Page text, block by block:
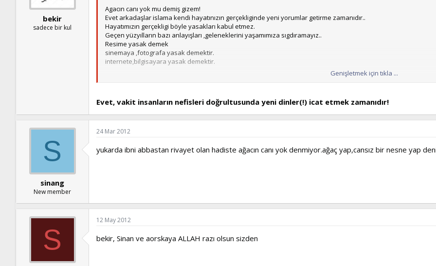
bekir
sadece bir kul
Agacın canı yok mu demiş gizem!
Evet arkadaşlar islama kendi hayatınızın gerçekliginde yeni yorumlar getirme zamanıdır..
Hayatımızın gerçekligi böyle yasakları kabul etmez.
Geçen yüzyılların bazı anlayışları ,geleneklerini yaşamımıza sıgdıramayız..
Resime yasak demek
sinemaya ,fotografa yasak demektir.
internete,bilgisayara yasak demektir.
Genişletmek için tıkla ...
Evet, vakit insanların nefisleri doğrultusunda yeni dinler(!) icat etmek zamanıdır!
S
sinang
New member
24 Mar 2012
yukarda ibni abbastan rivayet olan hadiste ağacın canı yok denmiyor.ağaç yap,cansız bir nesne yap
S
12 May 2012
bekir, Sinan ve aorskaya ALLAH razı olsun sizden